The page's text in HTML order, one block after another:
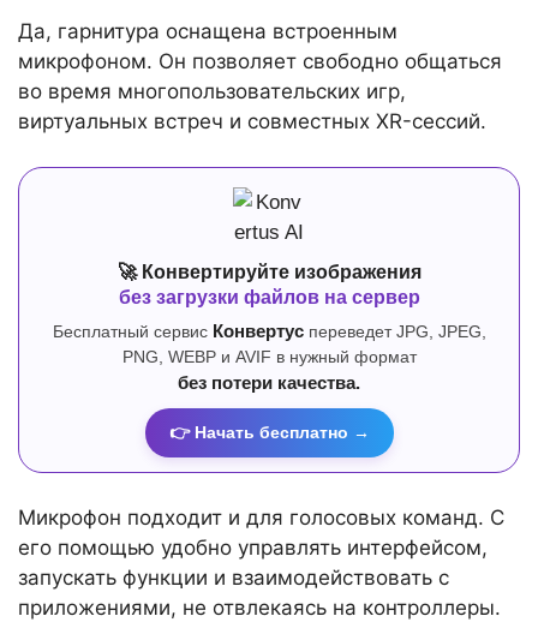
Да, гарнитура оснащена встроенным
микрофоном. Он позволяет свободно общаться
во время многопользовательских игр,
виртуальных встреч и совместных XR-сессий.
🚀 Конвертируйте изображения
без загрузки файлов на сервер
Бесплатный сервис Конвертуспереведет JPG, JPEG,
PNG, WEBP и AVIF в нужный формат
без потери качества.
👉 Начать бесплатно →
Микрофон подходит и для голосовых команд. С
его помощью удобно управлять интерфейсом,
запускать функции и взаимодействовать с
приложениями, не отвлекаясь на контроллеры.